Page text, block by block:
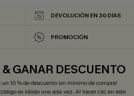
DEVOLUCIÓN EN 30 DÍAS
PROMOCIÓN
GANAR DESCUENTO
un 10 % de descuento sin mínimo de compra!
es válido una sola vez. Al hacer clic en este